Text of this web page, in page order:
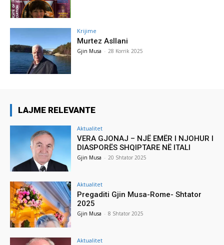
Krijime
Murtez Asllani
Gjin Musa - 28 Korrik 2025
LAJME RELEVANTE
Aktualitet
VERA GJONAJ – NJË EMËR I NJOHUR I
DIASPORËS SHQIPTARE NË ITALI
Gjin Musa - 20 Shtator 2025
Aktualitet
Pregaditi Gjin Musa-Rome- Shtator
2025
Gjin Musa - 8 Shtator 2025
Aktualitet